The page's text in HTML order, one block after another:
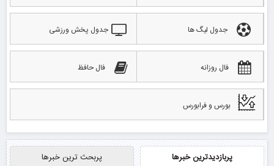
جدول لیگ ها جدول پخش ورزشی
فال روزانه فال حافظ
بورس و فرابورس
پربازدیدترین خبرها پربحث ترین خبرها